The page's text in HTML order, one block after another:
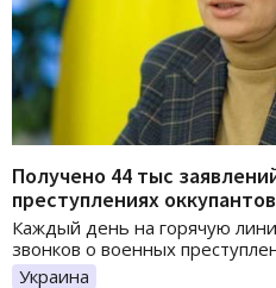
Получено 44 тыс
преступлениях
Каждый день на горячую
звонков о военных
Украина